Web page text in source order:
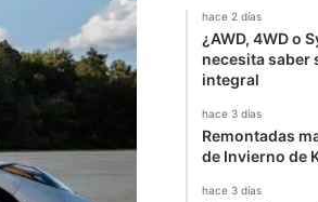
hace 2 días
¿AWD, 4WD o
necesita saber
integral
hace 3 días
Remontadas
de Invierno de
hace 3 días